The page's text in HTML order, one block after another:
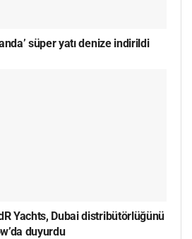
süper yatı denize indirildi
Yachts, Dubai distribütörlüğünü
duyurdu